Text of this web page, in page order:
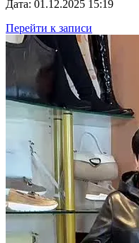
Дата: 01.12.2025 15:19
Перейти к записи